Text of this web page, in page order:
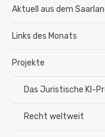
Aktuell aus dem
Links des Monats
Projekte
Das Juristische KI-
Recht weltweit